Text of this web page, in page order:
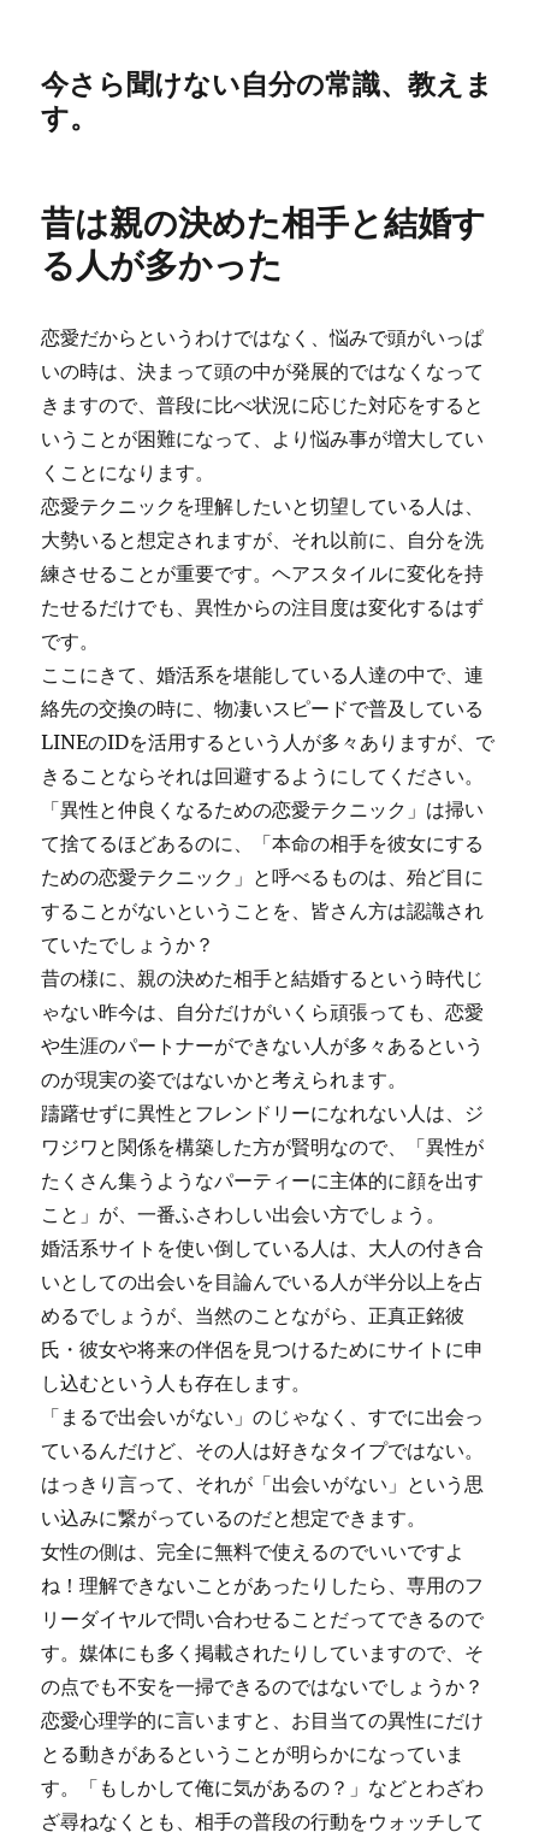
今さら聞けない自分の常識、教えま
す。
昔は親の決めた相手と結婚す
る人が多かった
恋愛だからというわけではなく、悩みで頭がいっぱ
いの時は、決まって頭の中が発展的ではなくなって
きますので、普段に比べ状況に応じた対応をすると
いうことが困難になって、より悩み事が増大してい
くことになります。
恋愛テクニックを理解したいと切望している人は、
大勢いると想定されますが、それ以前に、自分を洗
練させることが重要です。ヘアスタイルに変化を持
たせるだけでも、異性からの注目度は変化するはず
です。
ここにきて、婚活系を堪能している人達の中で、連
絡先の交換の時に、物凄いスピードで普及している
LINEのIDを活用するという人が多々ありますが、で
きることならそれは回避するようにしてください。
「異性と仲良くなるための恋愛テクニック」は掃い
て捨てるほどあるのに、「本命の相手を彼女にする
ための恋愛テクニック」と呼べるものは、殆ど目に
することがないということを、皆さん方は認識され
ていたでしょうか？
昔の様に、親の決めた相手と結婚するという時代じ
ゃない昨今は、自分だけがいくら頑張っても、恋愛
や生涯のパートナーができない人が多々あるという
のが現実の姿ではないかと考えられます。
躊躇せずに異性とフレンドリーになれない人は、ジ
ワジワと関係を構築した方が賢明なので、「異性が
たくさん集うようなパーティーに主体的に顔を出す
こと」が、一番ふさわしい出会い方でしょう。
婚活系サイトを使い倒している人は、大人の付き合
いとしての出会いを目論んでいる人が半分以上を占
めるでしょうが、当然のことながら、正真正銘彼
氏・彼女や将来の伴侶を見つけるためにサイトに申
し込むという人も存在します。
「まるで出会いがない」のじゃなく、すでに出会っ
ているんだけど、その人は好きなタイプではない。
はっきり言って、それが「出会いがない」という思
い込みに繋がっているのだと想定できます。
女性の側は、完全に無料で使えるのでいいですよ
ね！理解できないことがあったりしたら、専用のフ
リーダイヤルで問い合わせることだってできるので
す。媒体にも多く掲載されたりしていますので、そ
の点でも不安を一掃できるのではないでしょうか？
恋愛心理学的に言いますと、お目当ての異性にだけ
とる動きがあるということが明らかになっていま
す。「もしかして俺に気があるの？」などとわざわ
ざ尋ねなくとも、相手の普段の行動をウォッチして